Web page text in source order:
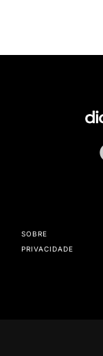
SOBRE
PRIVACIDADE